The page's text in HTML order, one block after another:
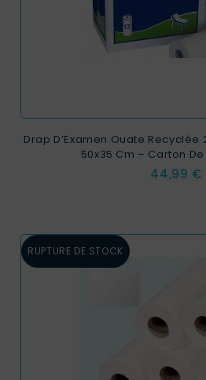
Drap D’Examen Ouate Recyclée
50x35 Cm – Carton De
Prix
44,99 €
RUPTURE DE STOCK